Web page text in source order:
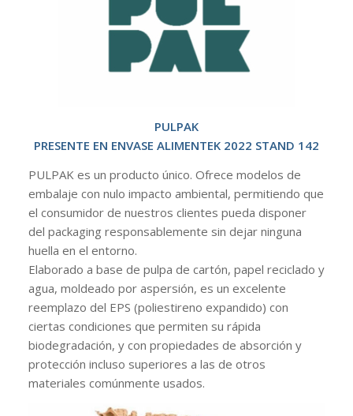
PULPAK
PRESENTE EN ENVASE ALIMENTEK 2022 STAND 142
PULPAK es un producto único. Ofrece modelos de
embalaje con nulo impacto ambiental, permitiendo que
el consumidor de nuestros clientes pueda disponer
del packaging responsablemente sin dejar ninguna
huella en el entorno.
Elaborado a base de pulpa de cartón, papel reciclado y
agua, moldeado por aspersión, es un excelente
reemplazo del EPS (poliestireno expandido) con
ciertas condiciones que permiten su rápida
biodegradación, y con propiedades de absorción y
protección incluso superiores a las de otros
materiales comúnmente usados.